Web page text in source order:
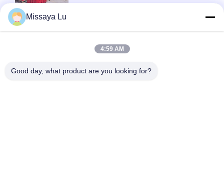
শীর্ষ
Missaya Lu
4:59 AM
Good day, what product are you looking for?